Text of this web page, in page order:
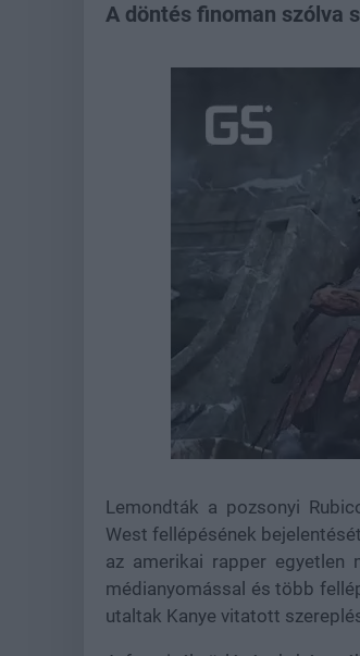
A döntés finoman szólva
Unmute
22.18%
Lemondták a pozsonyi
West fellépésének
az amerikai rapper egyetlen
médianyomással és több
utaltak Kanye vitatott